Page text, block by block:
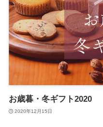
お歳暮・冬ギフト2020
2020年12月15日